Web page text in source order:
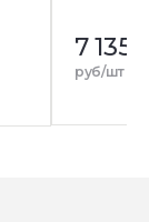
7 135
руб/шт